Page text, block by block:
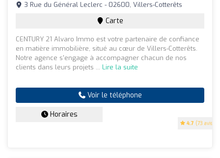
4.7 (73 avis)
3 Rue du Général Leclerc - 02600, Villers-Cotterêts
Carte
CENTURY 21 Alvaro Immo est votre partenaire de confiance
en matière immobilière, situé au cœur de Villers-Cotterêts.
Notre agence s'engage à accompagner chacun de nos
clients dans leurs projets ... Lire la suite
Voir le téléphone
Horaires